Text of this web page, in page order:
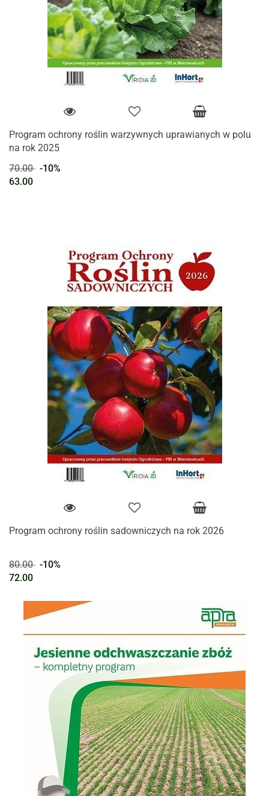
Program ochrony roślin warzywnych uprawianych w polu
na rok 2025
70.00 -10%
63.00
Program ochrony roślin sadowniczych na rok 2026
80.00 -10%
72.00